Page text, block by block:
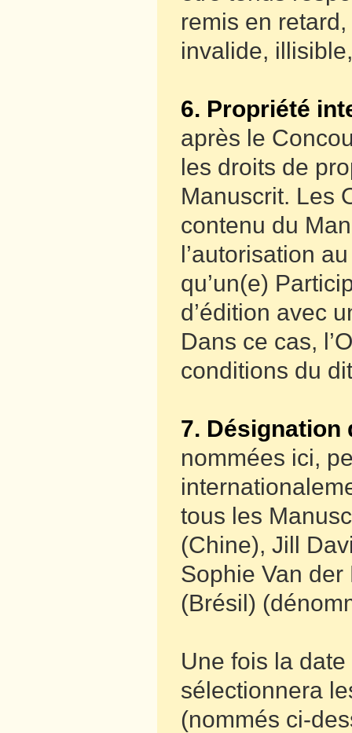
remis en
invalide,
6. Propriété
après le
les droits de
Manuscrit. Les
contenu du
l’autorisation
qu’un(e)
d’édition avec
Dans ce cas,
conditions du
7. Désignation
nommées ici,
tous les
(Chine), Jill
Sophie Van
(Brésil)
Une fois la
sélectionnera
(nommés ci-